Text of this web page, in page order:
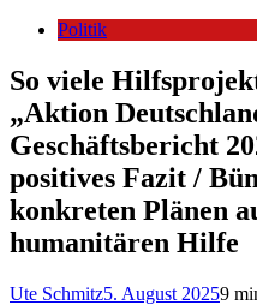
Politik
So viele
„Aktion
Geschäftsbericht
positives Fazit /
konkreten Plänen
humanitären Hilfe
Ute Schmitz5. August 20259